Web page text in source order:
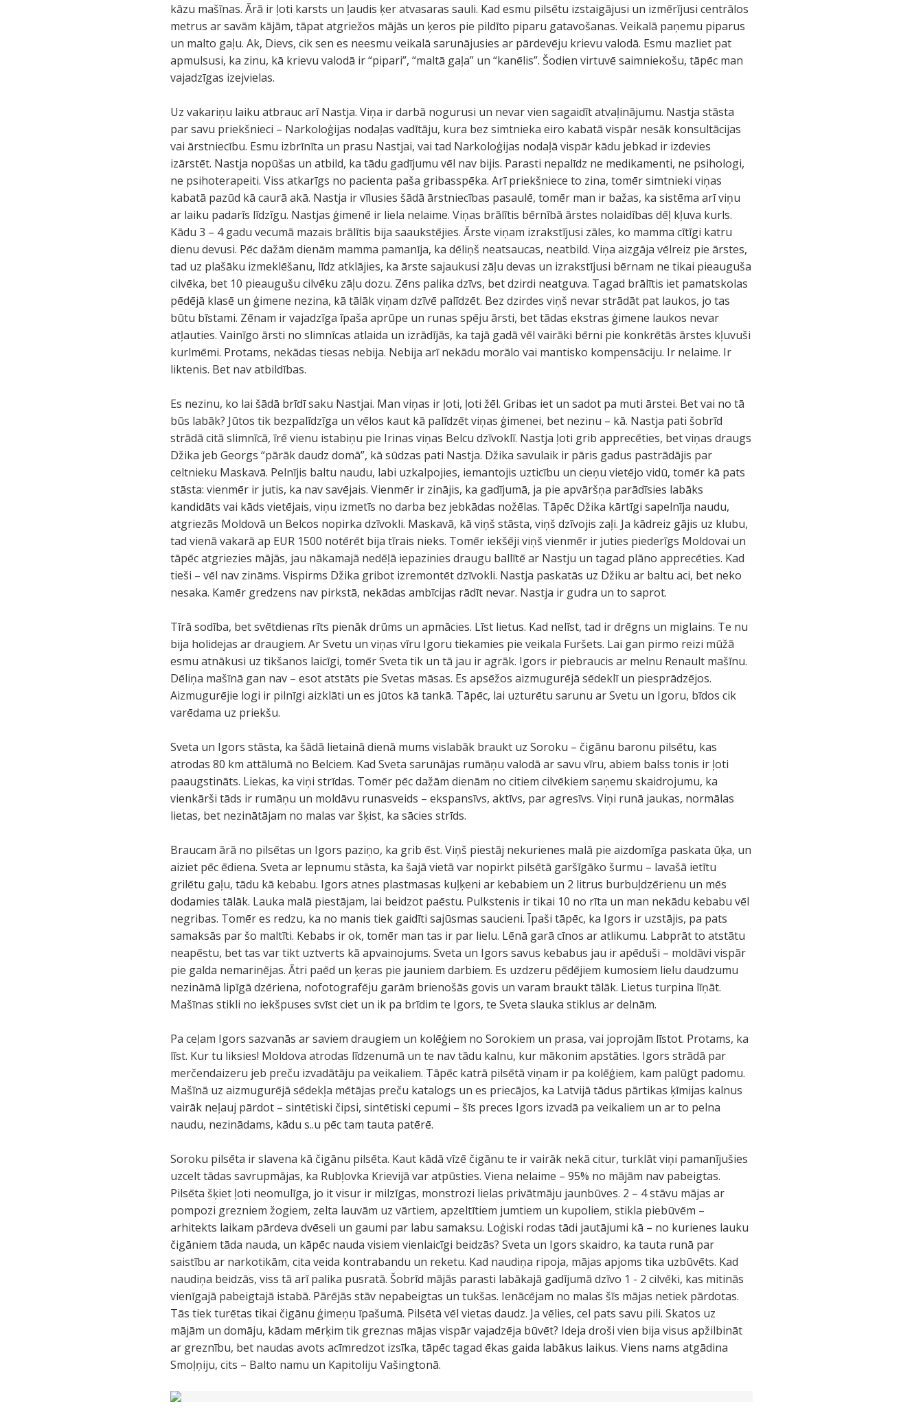
kāzu mašīnas. Ārā ir ļoti karsts un ļaudis ķer atvasaras sauli. Kad esmu pilsētu izstaigājusi un izmērījusi centrālos
metrus ar savām kājām, tāpat atgriežos mājās un ķeros pie pildīto piparu gatavošanas. Veikalā paņemu piparus
un malto gaļu. Ak, Dievs, cik sen es neesmu veikalā sarunājusies ar pārdevēju krievu valodā. Esmu mazliet pat
apmulsusi, ka zinu, kā krievu valodā ir “pipari”, “maltā gaļa” un “kanēlis”. Šodien virtuvē saimniekošu, tāpēc man
vajadzīgas izejvielas.
Uz vakariņu laiku atbrauc arī Nastja. Viņa ir darbā nogurusi un nevar vien sagaidīt atvaļinājumu. Nastja stāsta
par savu priekšnieci – Narkoloģijas nodaļas vadītāju, kura bez simtnieka eiro kabatā vispār nesāk konsultācijas
vai ārstniecību. Esmu izbrīnīta un prasu Nastjai, vai tad Narkoloģijas nodaļā vispār kādu jebkad ir izdevies
izārstēt. Nastja nopūšas un atbild, ka tādu gadījumu vēl nav bijis. Parasti nepalīdz ne medikamenti, ne psihologi,
ne psihoterapeiti. Viss atkarīgs no pacienta paša gribasspēka. Arī priekšniece to zina, tomēr simtnieki viņas
kabatā pazūd kā caurā akā. Nastja ir vīlusies šādā ārstniecības pasaulē, tomēr man ir bažas, ka sistēma arī viņu
ar laiku padarīs līdzīgu. Nastjas ģimenē ir liela nelaime. Viņas brālītis bērnībā ārstes nolaidības dēļ kļuva kurls.
Kādu 3 – 4 gadu vecumā mazais brālītis bija saaukstējies. Ārste viņam izrakstījusi zāles, ko mamma cītīgi katru
dienu devusi. Pēc dažām dienām mamma pamanīja, ka dēliņš neatsaucas, neatbild. Viņa aizgāja vēlreiz pie ārstes,
tad uz plašāku izmeklēšanu, līdz atklājies, ka ārste sajaukusi zāļu devas un izrakstījusi bērnam ne tikai pieauguša
cilvēka, bet 10 pieaugušu cilvēku zāļu dozu. Zēns palika dzīvs, bet dzirdi neatguva. Tagad brālītis iet pamatskolas
pēdējā klasē un ģimene nezina, kā tālāk viņam dzīvē palīdzēt. Bez dzirdes viņš nevar strādāt pat laukos, jo tas
būtu bīstami. Zēnam ir vajadzīga īpaša aprūpe un runas spēju ārsti, bet tādas ekstras ģimene laukos nevar
atļauties. Vainīgo ārsti no slimnīcas atlaida un izrādījās, ka tajā gadā vēl vairāki bērni pie konkrētās ārstes kļuvuši
kurlmēmi. Protams, nekādas tiesas nebija. Nebija arī nekādu morālo vai mantisko kompensāciju. Ir nelaime. Ir
liktenis. Bet nav atbildības.
Es nezinu, ko lai šādā brīdī saku Nastjai. Man viņas ir ļoti, ļoti žēl. Gribas iet un sadot pa muti ārstei. Bet vai no tā
būs labāk? Jūtos tik bezpalīdzīga un vēlos kaut kā palīdzēt viņas ģimenei, bet nezinu – kā. Nastja pati šobrīd
strādā citā slimnīcā, īrē vienu istabiņu pie Irinas viņas Belcu dzīvoklī. Nastja ļoti grib apprecēties, bet viņas draugs
Džika jeb Georgs “pārāk daudz domā”, kā sūdzas pati Nastja. Džika savulaik ir pāris gadus pastrādājis par
celtnieku Maskavā. Pelnījis baltu naudu, labi uzkalpojies, iemantojis uzticību un cieņu vietējo vidū, tomēr kā pats
stāsta: vienmēr ir jutis, ka nav savējais. Vienmēr ir zinājis, ka gadījumā, ja pie apvāršņa parādīsies labāks
kandidāts vai kāds vietējais, viņu izmetīs no darba bez jebkādas nožēlas. Tāpēc Džika kārtīgi sapelnīja naudu,
atgriezās Moldovā un Belcos nopirka dzīvokli. Maskavā, kā viņš stāsta, viņš dzīvojis zaļi. Ja kādreiz gājis uz klubu,
tad vienā vakarā ap EUR 1500 notērēt bija tīrais nieks. Tomēr iekšēji viņš vienmēr ir juties piederīgs Moldovai un
tāpēc atgriezies mājās, jau nākamajā nedēļā iepazinies draugu ballītē ar Nastju un tagad plāno apprecēties. Kad
tieši – vēl nav zināms. Vispirms Džika gribot izremontēt dzīvokli. Nastja paskatās uz Džiku ar baltu aci, bet neko
nesaka. Kamēr gredzens nav pirkstā, nekādas ambīcijas rādīt nevar. Nastja ir gudra un to saprot.
Tīrā sodība, bet svētdienas rīts pienāk drūms un apmācies. Līst lietus. Kad nelīst, tad ir drēgns un miglains. Te nu
bija holidejas ar draugiem. Ar Svetu un viņas vīru Igoru tiekamies pie veikala Furšets. Lai gan pirmo reizi mūžā
esmu atnākusi uz tikšanos laicīgi, tomēr Sveta tik un tā jau ir agrāk. Igors ir piebraucis ar melnu Renault mašīnu.
Dēliņa mašīnā gan nav – esot atstāts pie Svetas māsas. Es apsēžos aizmugurējā sēdeklī un piesprādzējos.
Aizmugurējie logi ir pilnīgi aizklāti un es jūtos kā tankā. Tāpēc, lai uzturētu sarunu ar Svetu un Igoru, bīdos cik
varēdama uz priekšu.
Sveta un Igors stāsta, ka šādā lietainā dienā mums vislabāk braukt uz Soroku – čigānu baronu pilsētu, kas
atrodas 80 km attālumā no Belciem. Kad Sveta sarunājas rumāņu valodā ar savu vīru, abiem balss tonis ir ļoti
paaugstināts. Liekas, ka viņi strīdas. Tomēr pēc dažām dienām no citiem cilvēkiem saņemu skaidrojumu, ka
vienkārši tāds ir rumāņu un moldāvu runasveids – ekspansīvs, aktīvs, par agresīvs. Viņi runā jaukas, normālas
lietas, bet nezinātājam no malas var šķist, ka sācies strīds.
Braucam ārā no pilsētas un Igors paziņo, ka grib ēst. Viņš piestāj nekurienes malā pie aizdomīga paskata ūķa, un
aiziet pēc ēdiena. Sveta ar lepnumu stāsta, ka šajā vietā var nopirkt pilsētā garšīgāko šurmu – lavašā ietītu
grilētu gaļu, tādu kā kebabu. Igors atnes plastmasas kuļķeni ar kebabiem un 2 litrus burbuļdzērienu un mēs
dodamies tālāk. Lauka malā piestājam, lai beidzot paēstu. Pulkstenis ir tikai 10 no rīta un man nekādu kebabu vēl
negribas. Tomēr es redzu, ka no manis tiek gaidīti sajūsmas saucieni. Īpaši tāpēc, ka Igors ir uzstājis, pa pats
samaksās par šo maltīti. Kebabs ir ok, tomēr man tas ir par lielu. Lēnā garā cīnos ar atlikumu. Labprāt to atstātu
neapēstu, bet tas var tikt uztverts kā apvainojums. Sveta un Igors savus kebabus jau ir apēduši – moldāvi vispār
pie galda nemarinējas. Ātri paēd un ķeras pie jauniem darbiem. Es uzdzeru pēdējiem kumosiem lielu daudzumu
nezināmā lipīgā dzēriena, nofotografēju garām brienošās govis un varam braukt tālāk. Lietus turpina līņāt.
Mašīnas stikli no iekšpuses svīst ciet un ik pa brīdim te Igors, te Sveta slauka stiklus ar delnām.
Pa ceļam Igors sazvanās ar saviem draugiem un kolēģiem no Sorokiem un prasa, vai joprojām līstot. Protams, ka
līst. Kur tu liksies! Moldova atrodas līdzenumā un te nav tādu kalnu, kur mākonim apstāties. Igors strādā par
merčendaizeru jeb preču izvadātāju pa veikaliem. Tāpēc katrā pilsētā viņam ir pa kolēģiem, kam palūgt padomu.
Mašīnā uz aizmugurējā sēdekļa mētājas preču katalogs un es priecājos, ka Latvijā tādus pārtikas ķīmijas kalnus
vairāk neļauj pārdot – sintētiski čipsi, sintētiski cepumi – šīs preces Igors izvadā pa veikaliem un ar to pelna
naudu, nezinādams, kādu s..u pēc tam tauta patērē.
Soroku pilsēta ir slavena kā čigānu pilsēta. Kaut kādā vīzē čigānu te ir vairāk nekā citur, turklāt viņi pamanījušies
uzcelt tādas savrupmājas, ka Rubļovka Krievijā var atpūsties. Viena nelaime – 95% no mājām nav pabeigtas.
Pilsēta šķiet ļoti neomulīga, jo it visur ir milzīgas, monstrozi lielas privātmāju jaunbūves. 2 – 4 stāvu mājas ar
pompozi grezniem žogiem, zelta lauvām uz vārtiem, apzeltītiem jumtiem un kupoliem, stikla piebūvēm –
arhitekts laikam pārdeva dvēseli un gaumi par labu samaksu. Loģiski rodas tādi jautājumi kā – no kurienes lauku
čigāniem tāda nauda, un kāpēc nauda visiem vienlaicīgi beidzās? Sveta un Igors skaidro, ka tauta runā par
saistību ar narkotikām, cita veida kontrabandu un reketu. Kad naudiņa ripoja, mājas apjoms tika uzbūvēts. Kad
naudiņa beidzās, viss tā arī palika pusratā. Šobrīd mājās parasti labākajā gadījumā dzīvo 1 - 2 cilvēki, kas mitinās
vienīgajā pabeigtajā istabā. Pārējās stāv nepabeigtas un tukšas. Ienācējam no malas šīs mājas netiek pārdotas.
Tās tiek turētas tikai čigānu ģimeņu īpašumā. Pilsētā vēl vietas daudz. Ja vēlies, cel pats savu pili. Skatos uz
mājām un domāju, kādam mērķim tik greznas mājas vispār vajadzēja būvēt? Ideja droši vien bija visus apžilbināt
ar greznību, bet naudas avots acīmredzot izsīka, tāpēc tagad ēkas gaida labākus laikus. Viens nams atgādina
Smoļņiju, cits – Balto namu un Kapitoliju Vašingtonā.